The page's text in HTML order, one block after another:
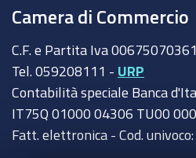
Camera di Commercio
C.F. e Partita Iva 00675070361
Tel. 059208111 - URP
Contabilità speciale Banca
IT75Q 01000 04306 TU00
Fatt. elettronica - Cod. univoco: